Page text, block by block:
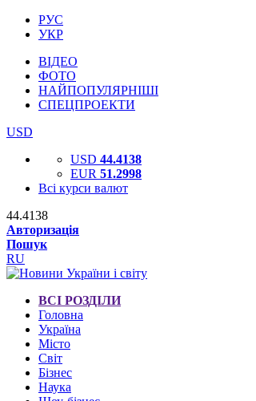
РУС
УКР
ВІДЕО
ФОТО
НАЙПОПУЛЯРНІШІ
СПЕЦПРОЕКТИ
USD
USD 44.4138
EUR 51.2998
Всі курси валют
44.4138
Авторизація
Пошук
RU
ВСІ РОЗДІЛИ
Головна
Україна
Місто
Світ
Бізнес
Наука